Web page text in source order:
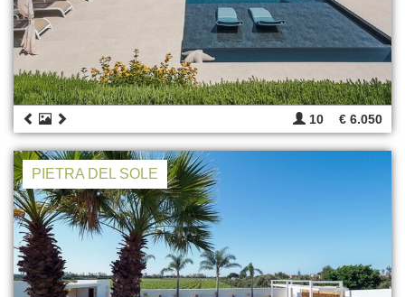
10 € 6.050
PIETRA DEL SOLE